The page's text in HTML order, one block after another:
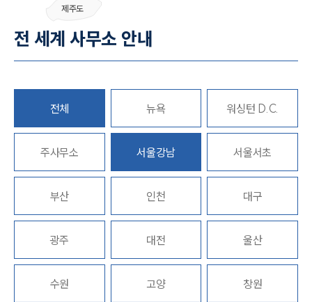
제주도
전 세계 사무소 안내
전체 뉴욕 워싱턴 D.C.
주사무소 서울강남 서울서초
부산 인천 대구
광주 대전 울산
수원 고양 창원